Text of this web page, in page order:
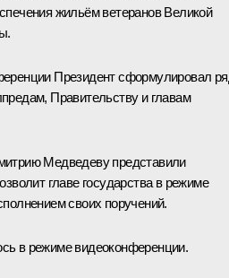
жильём ветеранов Великой
Президент сформулировал
Правительству и главам
Медведеву представили
главе государства в режиме
своих поручений.
в режиме видеоконференции.